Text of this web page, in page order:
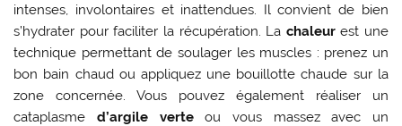
intenses, involontaires et inattendues. Il convient de bien
s’hydrater pour faciliter la récupération. La chaleurest une
technique permettant de soulager les muscles : prenez un
bon bain chaud ou appliquez une bouillotte chaude sur la
zone concernée. Vous pouvez également réaliser un
cataplasme d’argile verteou vous massez avec un